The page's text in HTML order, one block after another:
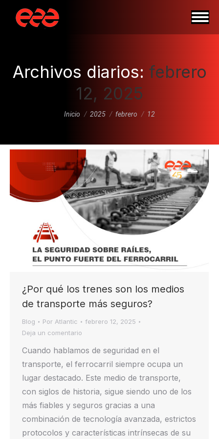
Archivos diarios: febrero
12, 2025
Estás aquí:
Inicio 2025 febrero 12
¿Por qué los trenes son los medios
de transporte más seguros?
Blog Por Atlantic
febrero 12, 2025
Deja un comentario
Cuando hablamos de seguridad en el
transporte, el ferrocarril siempre ocupa un
lugar destacado. Este medio de transporte,
con siglos de historia, sigue siendo uno de los
más fiables y seguros gracias a una
combinación de tecnología avanzada, estrictos
protocolos y características intrínsecas de su